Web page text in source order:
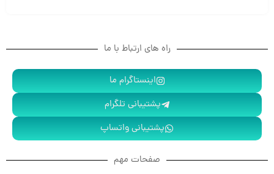
راه های ارتباط با ما
اینستاگرام ما
پشتیبانی تلگرام
پشتیبانی واتساپ
صفحات مهم